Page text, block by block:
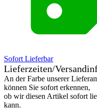
Sofort Lieferbar
Lieferzeiten/
An der Farbe unserer
können Sie sofort erkennen,
ob wir diesen Artikel sofort
kann.